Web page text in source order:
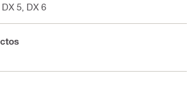
5, DX 6